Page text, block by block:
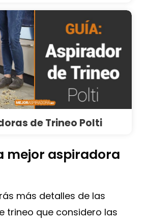
de Trineo Polti
mejor aspiradora
más detalles de las
trineo que considero las